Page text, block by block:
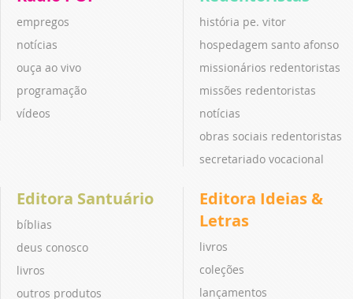
empregos
notícias
ouça ao vivo
programação
vídeos
história pe. vitor
hospedagem santo afonso
missionários redentoristas
missões redentoristas
notícias
obras sociais redentoristas
secretariado vocacional
Editora Santuário
bíblias
deus conosco
livros
outros produtos
Editora Ideias &
Letras
livros
coleções
lançamentos